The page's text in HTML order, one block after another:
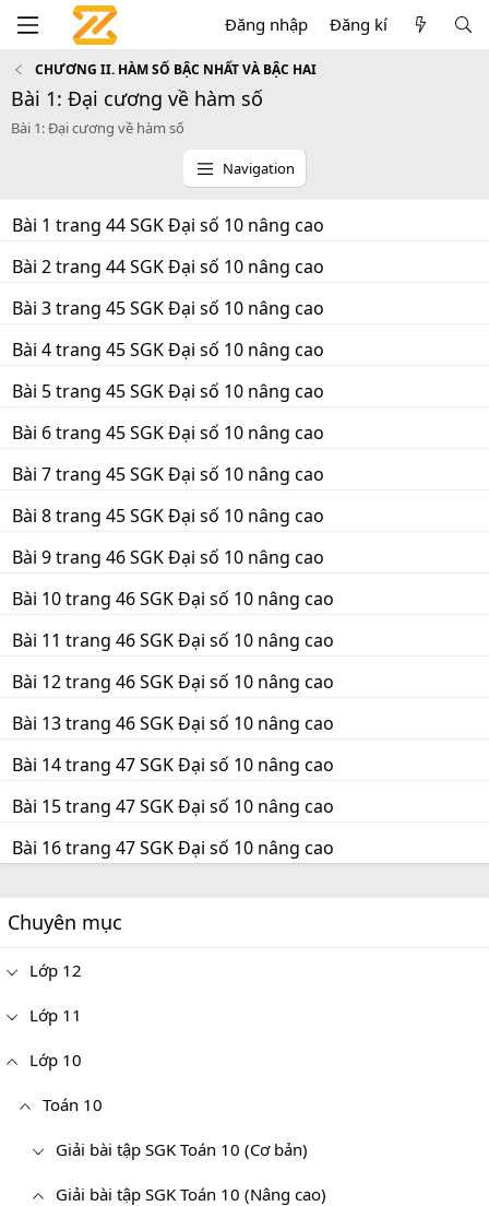
Đăng nhập Đăng kí
CHƯƠNG II. HÀM SỐ BẬC NHẤT VÀ BẬC HAI
Bài 1: Đại cương về hàm số
Bài 1: Đại cương về hàm số
Navigation
Bài 1 trang 44 SGK Đại số 10 nâng cao
Bài 2 trang 44 SGK Đại số 10 nâng cao
Bài 3 trang 45 SGK Đại số 10 nâng cao
Bài 4 trang 45 SGK Đại số 10 nâng cao
Bài 5 trang 45 SGK Đại số 10 nâng cao
Bài 6 trang 45 SGK Đại số 10 nâng cao
Bài 7 trang 45 SGK Đại số 10 nâng cao
Bài 8 trang 45 SGK Đại số 10 nâng cao
Bài 9 trang 46 SGK Đại số 10 nâng cao
Bài 10 trang 46 SGK Đại số 10 nâng cao
Bài 11 trang 46 SGK Đại số 10 nâng cao
Bài 12 trang 46 SGK Đại số 10 nâng cao
Bài 13 trang 46 SGK Đại số 10 nâng cao
Bài 14 trang 47 SGK Đại số 10 nâng cao
Bài 15 trang 47 SGK Đại số 10 nâng cao
Bài 16 trang 47 SGK Đại số 10 nâng cao
Chuyên mục
Lớp 12
Lớp 11
Lớp 10
Toán 10
Giải bài tập SGK Toán 10 (Cơ bản)
Giải bài tập SGK Toán 10 (Nâng cao)